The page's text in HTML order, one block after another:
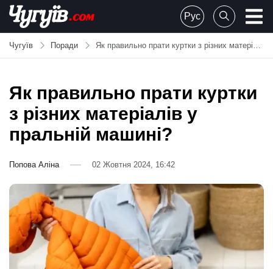
Skip
content
Chuguiv
Рус
Чугуїв Поради Як правильно прати куртки з різних матеріалів у пральній машині?
Як правильно прати куртки
з різних матеріалів у
пральній машині?
Попова Аліна 02 Жовтня 2024, 16:42